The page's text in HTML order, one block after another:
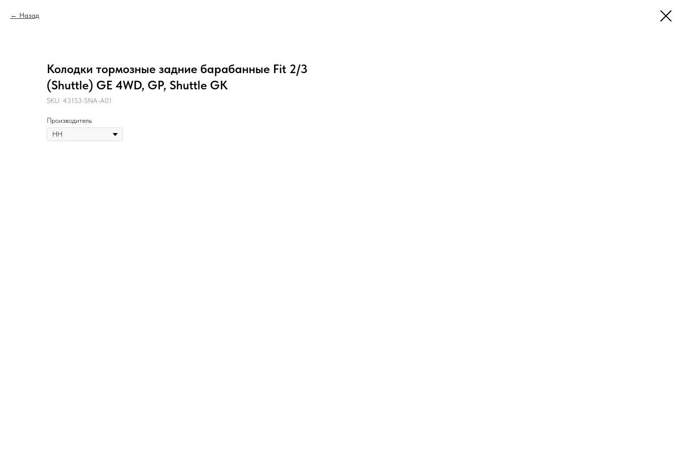
Назад
Колодки тормозные задние барабанные Fit 2/3
(Shuttle) GE 4WD, GP, Shuttle GK
SKU: 43153-SNA-A01
Производитель